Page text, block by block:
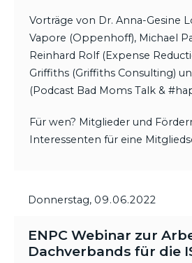
Vorträge von Dr. Anna-Gesine
Vapore (Oppenhoff), Michael
Reinhard Rolf (Expense
Griffiths (Griffiths Consulting)
(Podcast Bad Moms Talk &
Für wen? Mitglieder und
Interessenten für eine
Donnerstag, 09.06.2022
ENPC Webinar zur
Dachverbands für die